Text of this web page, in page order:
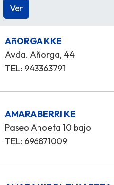
AñORGA KKE
Avda. Añorga, 44
TEL: 943363791
AMARA BERRI KE
Paseo Anoeta 10 bajo
TEL: 696871009